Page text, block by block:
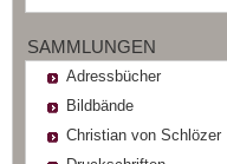
SAMMLUNGEN
Adressbücher
Bildbände
Christian von Schlözer